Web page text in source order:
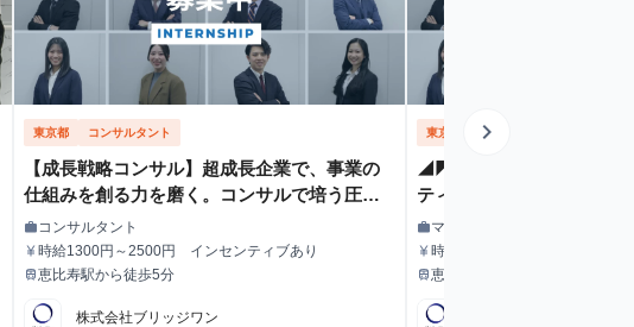
chevron_right
東京都 コンサルタント
【成長戦略コンサル】超成長企業で、事業の
仕組みを創る力を磨く。コンサルで培う圧倒
的なビジネススキルと万全の就活支援！
職種
work コンサルタント
給与
currency_yen時給1300円～2500円 インセンティブあり
最寄駅
train恵比寿駅から徒歩5分
株式会社ブリッジワン
東京都 マーケティング
◢◤超成長企業/学生就活
ティング戦略で圧倒的ガ
ろ！！
職種
workマーケティング
給与
currency_yen時給1300円～2500円
最寄駅
train恵比寿駅から徒歩5分